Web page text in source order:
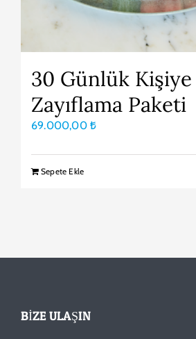
30 Günlük
Zayıflama Paketi
69.000,00 ₺
Sepete Ekle
BIZE ULAŞIN